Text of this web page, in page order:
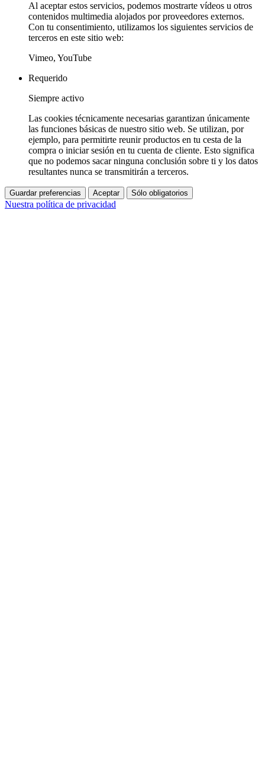
Al aceptar estos servicios, podemos mostrarte vídeos u otros
contenidos multimedia alojados por proveedores externos.
Con tu consentimiento, utilizamos los siguientes servicios de
terceros en este sitio web:
Vimeo, YouTube
Requerido
Siempre activo
Las cookies técnicamente necesarias garantizan únicamente
las funciones básicas de nuestro sitio web. Se utilizan, por
ejemplo, para permitirte reunir productos en tu cesta de la
compra o iniciar sesión en tu cuenta de cliente. Esto significa
que no podemos sacar ninguna conclusión sobre ti y los datos
resultantes nunca se transmitirán a terceros.
Guardar preferencias Aceptar Sólo obligatorios
Nuestra política de privacidad